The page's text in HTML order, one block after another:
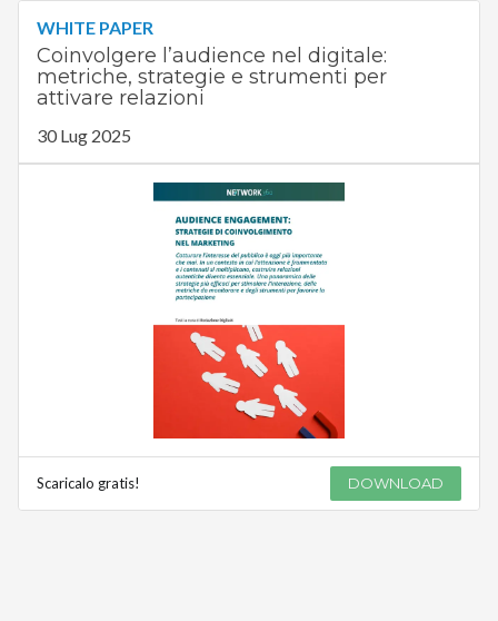
WHITE PAPER
Coinvolgere l’audience nel digitale:
metriche, strategie e strumenti per
attivare relazioni
30 Lug 2025
Scaricalo gratis! DOWNLOAD